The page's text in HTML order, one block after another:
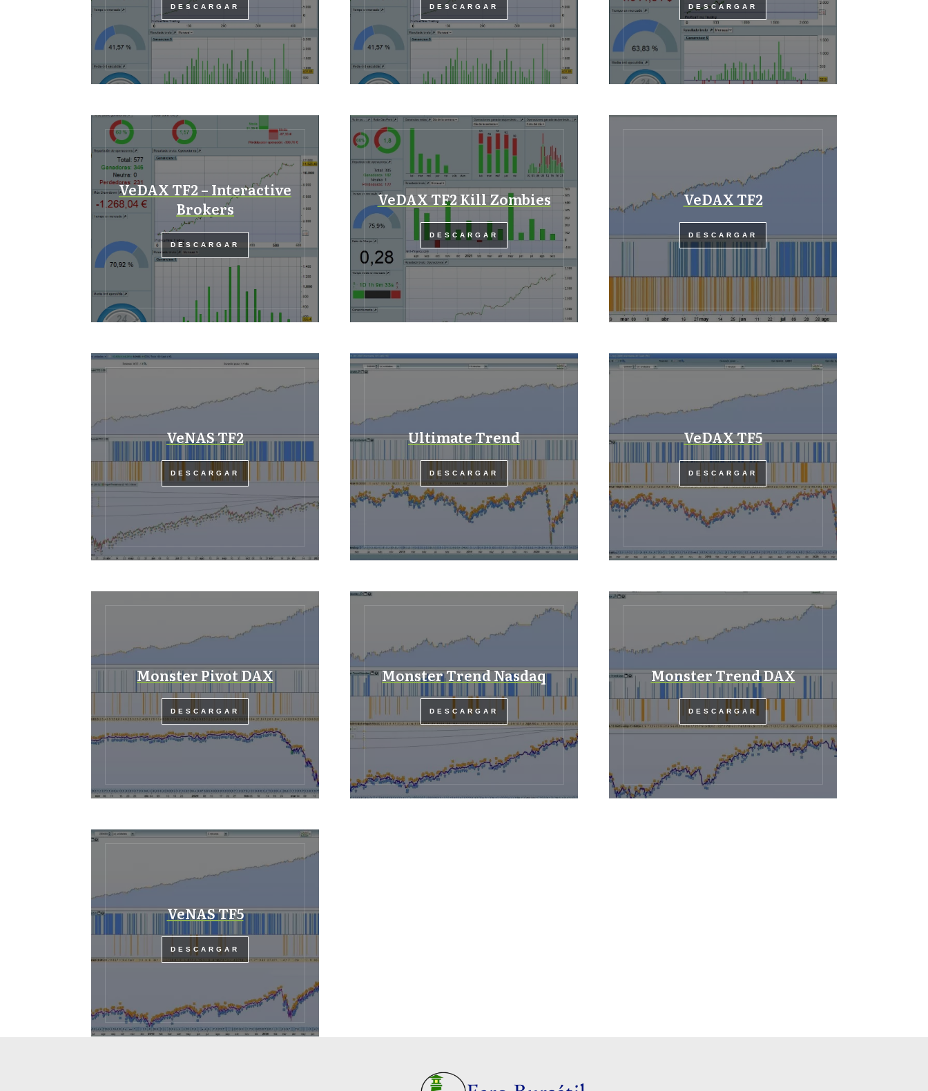
DESCARGAR DESCARGAR DESCARGAR
VeDAX TF2 – Interactive
Brokers
DESCARGAR
VeDAX TF2 Kill Zombies
DESCARGAR
VeDAX TF2
DESCARGAR
VeNAS TF2
DESCARGAR
Ultimate Trend
DESCARGAR
VeDAX TF5
DESCARGAR
Monster Pivot DAX
DESCARGAR
Monster Trend Nasdaq
DESCARGAR
Monster Trend DAX
DESCARGAR
VeNAS TF5
DESCARGAR